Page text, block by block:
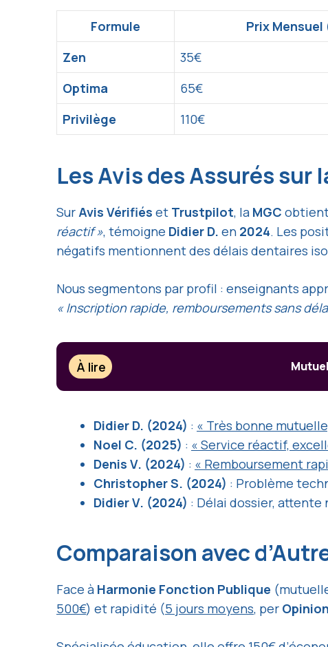
Formule Prix
Zen
35€
Optima
65€
Privilège
110€
Les Avis des Assurés sur
SurAvis Vérifiés et Trustpilot, la MGC
réactif », témoigne Didier D. en 2024. Les
négatifs mentionnent des délais dentaires
Nous segmentons par profil : enseignants
« Inscription rapide, remboursements sans
À lire
Didier D. (2024) : « Très bonne
Noel C. (2025) : « Service réactif,
Denis V. (2024) : « Remboursement
Christopher S. (2024) : Problème
Didier V. (2024) : Délai dossier, attente
Comparaison avec
Face à Harmonie Fonction Publique
500€) et rapidité (5 jours moyens, per